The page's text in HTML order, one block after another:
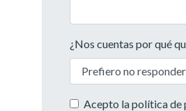
¿Nos cuentas por qué
Acepto lapolítica de